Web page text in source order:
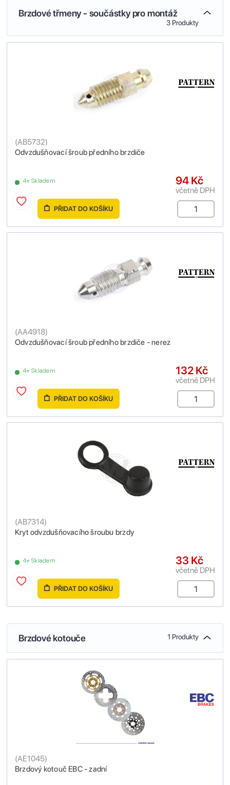
Brzdové třmeny - součástky pro montáž
3 Produkty
Odvzdušňovací šroub předního brzdiče
(AB5732)
4+ Skladem 94 Kč
včetně DPH
PŘIDAT DO KOŠÍKU
Odvzdušňovací šroub předního brzdiče - nerez
(AA4918)
4+ Skladem 132 Kč
včetně DPH
PŘIDAT DO KOŠÍKU
Kryt odvzdušňovacího šroubu brzdy
(AB7314)
4+ Skladem 33 Kč
včetně DPH
PŘIDAT DO KOŠÍKU
Brzdové kotouče 1 Produkty
Brzdový kotouč EBC - zadní
(AE1045)